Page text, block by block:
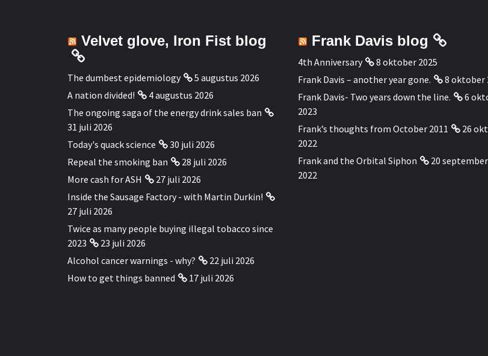
Velvet glove, Iron Fist blog
The dumbest epidemiology
5 augustus 2026
A nation divided!
4 augustus 2026
The ongoing saga of the energy drink sales ban
31 juli 2026
Today's quack science
30 juli 2026
Repeal the smoking ban
28 juli 2026
More cash for ASH
27 juli 2026
Inside the Sausage Factory - with Martin Durkin!
27 juli 2026
Twice as many people buying illegal tobacco since
2023
23 juli 2026
Alcohol cancer warnings - why?
22 juli 2026
How to get things banned
17 juli 2026
Frank Davis blog
4th Anniversary
8 oktober 2025
Frank Davis – another year gone.
8 oktober
Frank Davis- Two years down the line.
6
2023
Frank’s thoughts from October 2011
26
2022
Frank and the Orbital Siphon
20 september
2022